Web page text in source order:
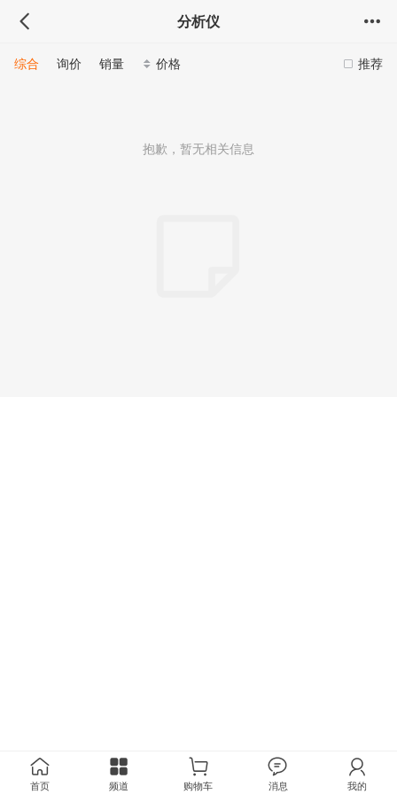
分析仪
推荐
综合 询价 销量 价格
抱歉，暂无相关信息
首页 频道 购物车 消息 我的